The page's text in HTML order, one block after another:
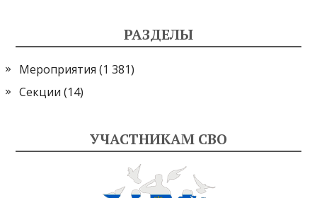
РАЗДЕЛЫ
Мероприятия (1 381)
Секции (14)
УЧАСТНИКАМ СВО